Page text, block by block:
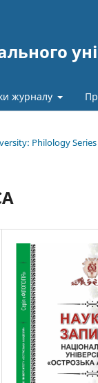
журналу
Philology Series